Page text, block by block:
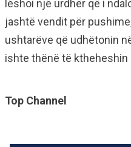
lëshoi ​​një urdhër që i
jashtë vendit për
ushtarëve që udhëtonin
ishte thënë të ktheheshin
Top Channel